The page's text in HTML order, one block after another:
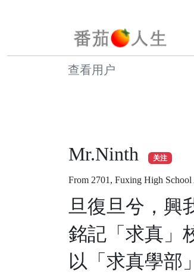
查看用户
Mr.Ninth 关注
From 2701, Fuxing High
旦復旦兮，興
銘記「求真」
以「求真學部